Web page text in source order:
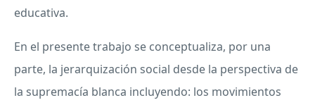
educativa.
En el presente trabajo se conceptualiza, por una
parte, la jerarquización social desde la perspectiva de
la supremacía blanca incluyendo: los movimientos